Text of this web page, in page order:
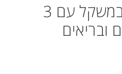
משקה לירידה במשקל עם 3
ובריאים